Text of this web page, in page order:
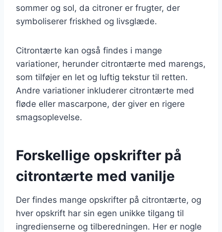
sommer og sol, da citroner er frugter, der
symboliserer friskhed og livsglæde.
Citrontærte kan også findes i mange
variationer, herunder citrontærte med marengs,
som tilføjer en let og luftig tekstur til retten.
Andre variationer inkluderer citrontærte med
fløde eller mascarpone, der giver en rigere
smagsoplevelse.
Forskellige opskrifter på
citrontærte med vanilje
Der findes mange opskrifter på citrontærte, og
hver opskrift har sin egen unikke tilgang til
ingredienserne og tilberedningen. Her er nogle